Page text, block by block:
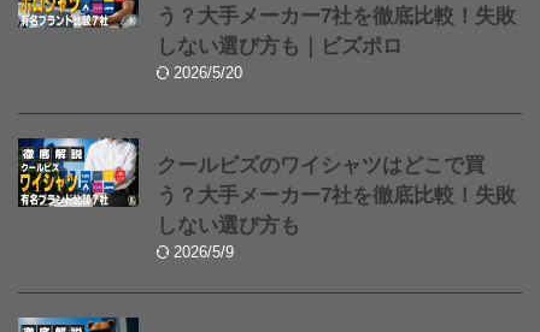
う？大手メーカー7社を徹底比較！失敗
しない選び方も｜ビズポロ
2026/5/20
クールビズのワイシャツはどこで買
う？大手メーカー7社を徹底比較！失敗
しない選び方も
2026/5/9